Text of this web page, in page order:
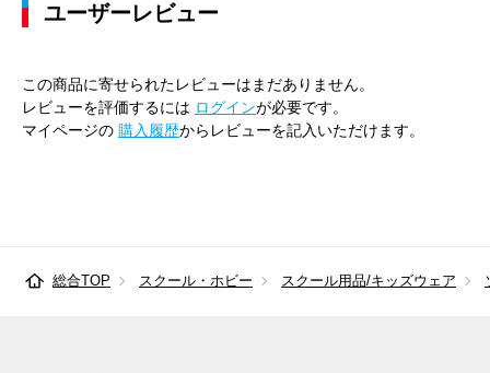
ユーザーレビュー
この商品に寄せられたレビューはまだありません。
レビューを評価するには ログインが必要です。
マイページの 購入履歴からレビューを記入いただけます。
総合TOP スクール・ホビー スクール用品/キッズウェア